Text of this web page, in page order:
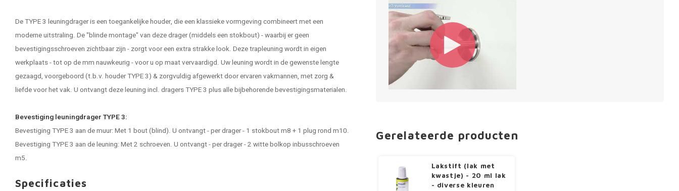
De TYPE 3 leuningdrager is een toegankelijke houder, die een klassieke vormgeving combineert met een
moderne uitstraling. De "blinde montage" van deze drager (middels een stokbout) - waarbij er geen
bevestigingsschroeven zichtbaar zijn - zorgt voor een extra strakke look. Deze trapleuning wordt in eigen
werkplaats - tot op de mm nauwkeurig - voor u op maat vervaardigd. Uwleuning wordt in de gewenste lengte
gezaagd, voorgeboord (t.b.v. houder TYPE 3) & zorgvuldig afgewerkt door ervaren vakmannen, met zorg &
liefde voor het vak. U ontvangt deze leuning incl. dragers TYPE 3 plus alle bijbehorende bevestigingsmaterialen.
Bevestiging leuningdrager TYPE 3:
Bevestiging TYPE 3 aan de muur: Met 1 bout (blind). U ontvangt - per drager - 1 stokbout m8 + 1 plug rond m10.
Bevestiging TYPE 3 aan de leuning: Met 2 schroeven. U ontvangt - per drager - 2 witte bolkop inbusschroeven
m5.
Specificaties
Gerelateerde producten
Lakstift (lak met
kwastje) - 20 ml lak
- diverse kleuren